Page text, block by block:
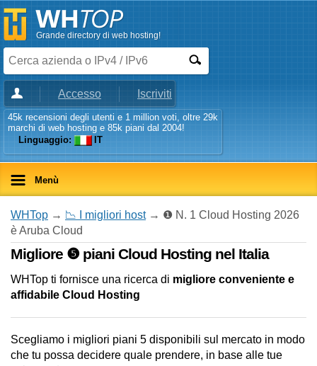
Grande directory di web hosting!
Accesso Iscriviti
45k recensioni degli utenti e 1 million voti, oltre 29k
marchi di web hosting e 85k piani dal 2004!
Linguaggio:
IT
Menù
WHTop → 📉 I migliori host→ ❶ N. 1 Cloud Hosting 2026
è Aruba Cloud
Migliore ❺ piani Cloud Hosting nel Italia
WHTop ti fornisce una ricerca di migliore conveniente e
affidabile Cloud Hosting
Scegliamo i migliori piani 5 disponibili sul mercato in modo
che tu possa decidere quale prendere, in base alle tue